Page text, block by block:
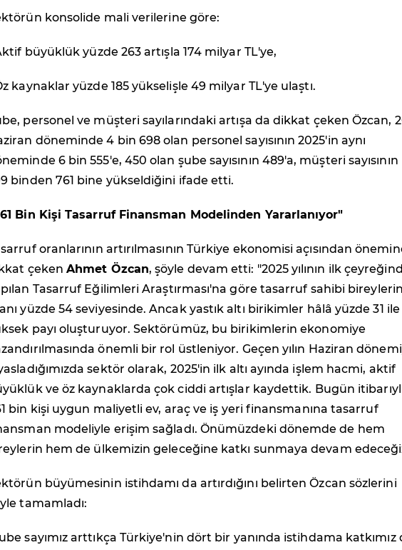
konsolide mali verilerine göre:
büyüklük yüzde 263 artışla 174 milyar TL'ye,
kaynaklar yüzde 185 yükselişle 49 milyar TL'ye ulaştı.
personel ve müşteri sayılarındaki artışa da dikkat çeken Özcan,
döneminde 4 bin 698 olan personel sayısının 2025'in aynı
6 bin 555'e, 450 olan şube sayısının 489'a, müşteri sayısının
binden 761 bine yükseldiğini ifade etti.
Bin Kişi Tasarruf Finansman Modelinden Yararlanıyor"
oranlarının artırılmasının Türkiye ekonomisi açısından
çekenAhmet Özcan, şöyle devam etti: "2025 yılının ilk
Tasarruf Eğilimleri Araştırması'na göre tasarruf sahibi
yüzde 54 seviyesinde. Ancak yastık altı birikimler hâlâ yüzde 31
payı oluşturuyor. Sektörümüz, bu birikimlerin ekonomiye
önemli bir rol üstleniyor. Geçen yılın Haziran
sektör olarak, 2025'in ilk altı ayında işlem hacmi, aktif
ve öz kaynaklarda çok ciddi artışlar kaydettik. Bugün
bin kişi uygun maliyetli ev, araç ve iş yeri finansmanına tasarruf
modeliyle erişim sağladı. Önümüzdeki dönemde de hem
hem de ülkemizin geleceğine katkı sunmaya devam
büyümesinin istihdamı da artırdığını belirten Özcan sözlerini
tamamladı:
sayımız arttıkça Türkiye'nin dört bir yanında istihdama katkımız